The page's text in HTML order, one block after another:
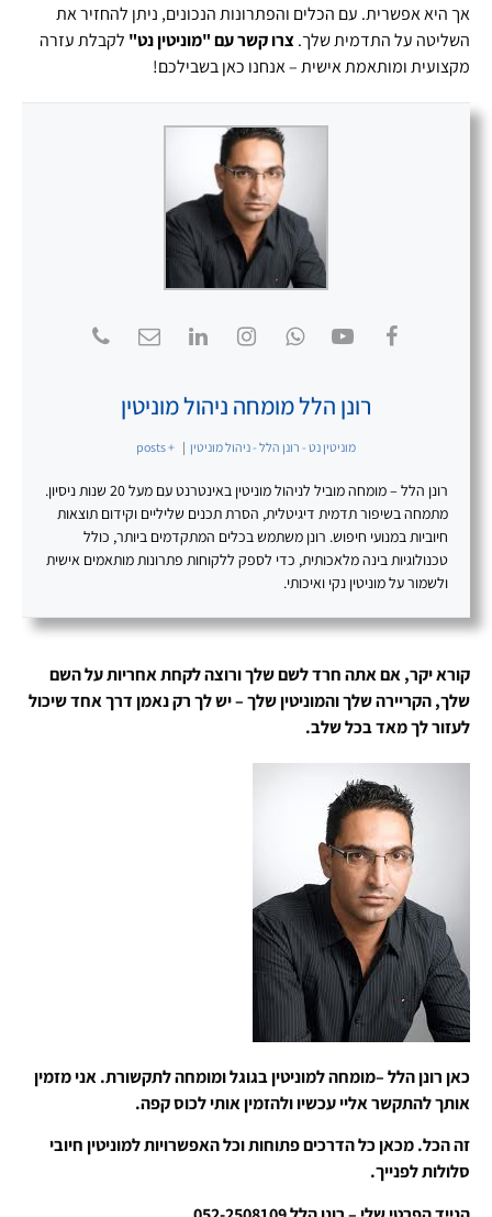
אך היא אפשרית. עם הכלים והפתרונות הנכונים, ניתן להחזיר את
השליטה על התדמית שלך.צרו קשר עם "מוניטין נט" לקבלת עזרה
מקצועית ומותאמת אישית – אנחנו כאן בשבילכם!
רונן הלל מומחה ניהול מוניטין
מוניטין נט - רונן הלל - ניהול מוניטין |
+ posts
רונן הלל – מומחה מוביל לניהול מוניטין באינטרנט עם מעל 20 שנות ניסיון.
מתמחה בשיפור תדמית דיגיטלית, הסרת תכנים שליליים וקידום תוצאות
חיוביות במנועי חיפוש. רונן משתמש בכלים המתקדמים ביותר, כולל
טכנולוגיות בינה מלאכותית, כדי לספק ללקוחות פתרונות מותאמים אישית
ולשמור על מוניטין נקי ואיכותי.
קורא יקר, אם אתה חרד לשם שלך ורוצה לקחת אחריות על השם
שלך, הקריירה שלך והמוניטין שלך – יש לך רק נאמן דרך אחד שיכול
לעזור לך מאד בכל שלב.
כאן רונן הלל –מומחה למוניטין בגוגל ומומחה לתקשורת. אני מזמין
אותך להתקשר אליי עכשיו ולהזמין אותי לכוס קפה.
זה הכל. מכאן כל הדרכים פתוחות וכל האפשרויות למוניטין חיובי
סלולות לפנייך.